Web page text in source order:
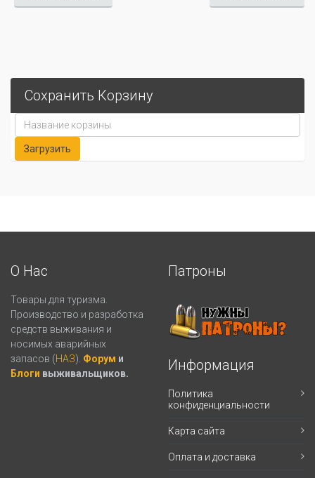
Сохранить Корзину
О Нас
Товары для туризма.
Производство и разработка
средств выживания и
носимых аварийных
запасов (НАЗ). Форум и
Блоги выживальщиков.
Патроны
Информация
Политика
конфиденциальности
Карта сайта
Оплата и доставка